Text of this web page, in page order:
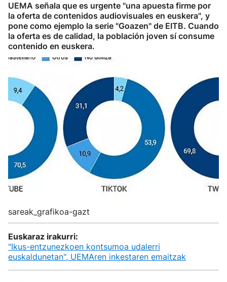
UEMA señala que es urgente "una apuesta firme por
la oferta de contenidos audiovisuales en euskera", y
pone como ejemplo la serie "Goazen" de EITB. Cuando
la oferta es de calidad, la población joven sí consume
contenido en euskera.
sareak_grafikoa-gazt
Euskaraz irakurri:
"Ikus-entzunezkoen kontsumoa udalerri
euskaldunetan", UEMAren inkestaren emaitzak